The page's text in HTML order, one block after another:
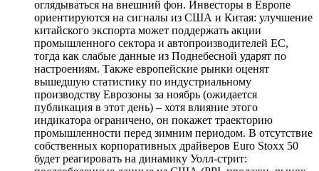
оглядываться на внешний фон. Инвесторы в Европе
ориентируются на сигналы из США и Китая: улучшение
китайского экспорта может поддержать акции
промышленного сектора и автопроизводителей ЕС,
тогда как слабые данные из Поднебесной ударят по
настроениям. Также европейские рынки оценят
вышедшую статистику по индустриальному
производству Еврозоны за ноябрь (ожидается
публикация в этот день) – хотя влияние этого
индикатора ограничено, он покажет траекторию
промышленности перед зимним периодом. В отсутствие
собственных корпоративных драйверов Euro Stoxx 50
будет реагировать на динамику Уолл-стрит: